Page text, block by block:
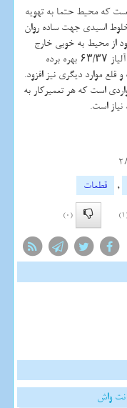
که محیط حتما به تهویه
اسیدی جهت ساده روان
از محیط به خوبی خارج
۶۳/۳۷ بهره برده
موارد دیگری نیز افزود.
است که هر تعمیرکار به
نیاز است.
,
قطعات
(0)
نت واش